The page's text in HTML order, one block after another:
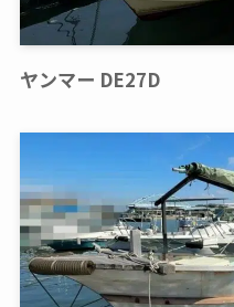
ヤンマー DE27D